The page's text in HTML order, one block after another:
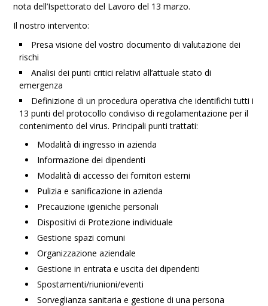
nota dell’Ispettorato del Lavoro del 13 marzo.
Il nostro intervento:
Presa visione del vostro documento di valutazione dei
rischi
Analisi dei punti critici relativi all’attuale stato di
emergenza
Definizione di un procedura operativa che identifichi tutti i
13 punti del protocollo condiviso di regolamentazione per il
contenimento del virus. Principali punti trattati:
Modalità di ingresso in azienda
Informazione dei dipendenti
Modalità di accesso dei fornitori esterni
Pulizia e sanificazione in azienda
Precauzione igieniche personali
Dispositivi di Protezione individuale
Gestione spazi comuni
Organizzazione aziendale
Gestione in entrata e uscita dei dipendenti
Spostamenti/riunioni/eventi
Sorveglianza sanitaria e gestione di una persona